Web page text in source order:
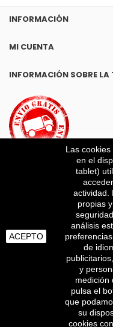
INFORMACIÓN
MI CUENTA
INFORMACIÓN SOBRE LA
SUSCRÍBETE
Obtenga las
ACEPTO
Las
en el
tablet)
actividad.
propias
análisis
de
y
medición
pulsa el
que
su
cookies
BEEDIGITAL